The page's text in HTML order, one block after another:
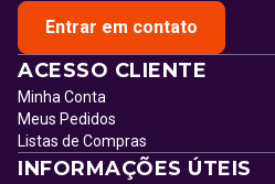
Entrar em contato
ACESSO CLIENTE
Minha Conta
Meus Pedidos
Listas de Compras
INFORMAÇÕES ÚTEIS